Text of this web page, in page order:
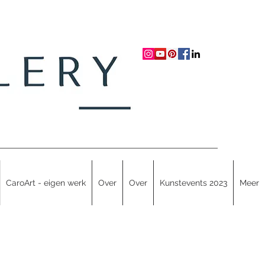
CaroArt - eigen werk Over Over Kunstevents 2023 Meer